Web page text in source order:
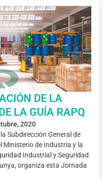
DE LA
LA GUÍA RAPQ
2020
Subdirección General de
Ministerio de Industria y la
Industrial y Seguridad
organiza esta Jornada